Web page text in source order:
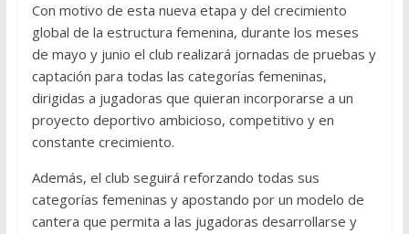
Con motivo de esta nueva etapa y del crecimiento
global de la estructura femenina, durante los meses
de mayo y junio el club realizará jornadas de pruebas y
captación para todas las categorías femeninas,
dirigidas a jugadoras que quieran incorporarse a un
proyecto deportivo ambicioso, competitivo y en
constante crecimiento.
Además, el club seguirá reforzando todas sus
categorías femeninas y apostando por un modelo de
cantera que permita a las jugadoras desarrollarse y